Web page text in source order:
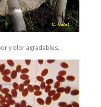
y olor agradables.